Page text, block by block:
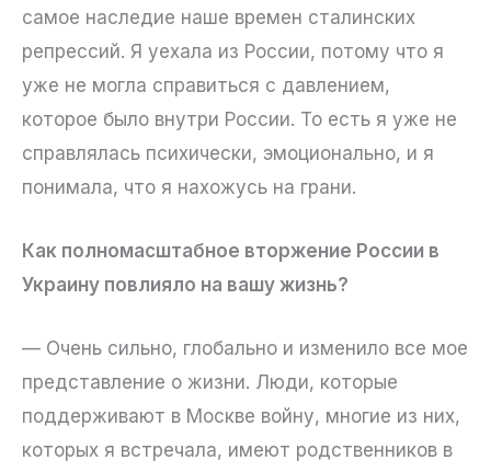
самое наследие наше времен сталинских
репрессий. Я уехала из России, потому что я
уже не могла справиться с давлением,
которое было внутри России. То есть я уже не
справлялась психически, эмоционально, и я
понимала, что я нахожусь на грани.
Как полномасштабное вторжение России в
Украину повлияло на вашу жизнь?
— Очень сильно, глобально и изменило все мое
представление о жизни. Люди, которые
поддерживают в Москве войну, многие из них,
которых я встречала, имеют родственников в